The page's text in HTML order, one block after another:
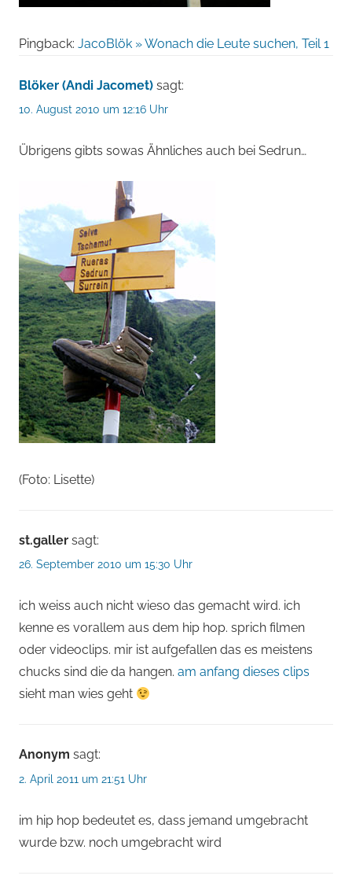
Pingback: JacoBlök » Wonach die Leute suchen, Teil 1
Blöker (Andi Jacomet) sagt:
10. August 2010 um 12:16 Uhr
Übrigens gibts sowas Ähnliches auch bei Sedrun…
(Foto: Lisette)
st.galler sagt:
26. September 2010 um 15:30 Uhr
ich weiss auch nicht wieso das gemacht wird. ich
kenne es vorallem aus dem hip hop. sprich filmen
oder videoclips. mir ist aufgefallen das es meistens
chucks sind die da hangen. am anfang dieses clips
sieht man wies geht
Anonym sagt:
2. April 2011 um 21:51 Uhr
im hip hop bedeutet es, dass jemand umgebracht
wurde bzw. noch umgebracht wird